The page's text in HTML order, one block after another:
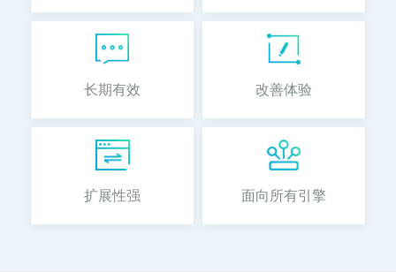
长期有效 改善体验
扩展性强 面向所有引擎